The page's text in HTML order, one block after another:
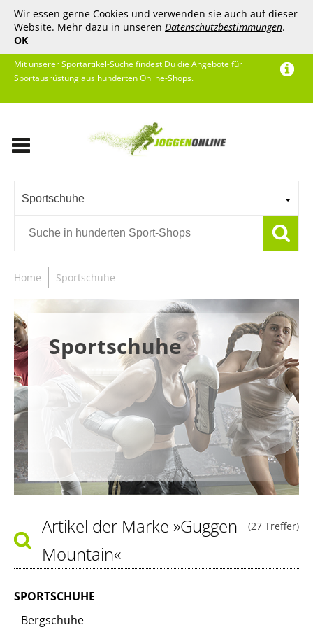
Wir essen gerne Cookies und verwenden sie auch auf dieser
Website. Mehr dazu in unseren Datenschutzbestimmungen.
OK
Mit unserer Sportartikel-Suche findest Du die Angebote für
Sportausrüstung aus hunderten Online-Shops.
Sportschuhe
Home Sportschuhe
Sportschuhe
(27 Treffer)
Artikel der Marke »Guggen
Mountain«
SPORTSCHUHE
Bergschuhe